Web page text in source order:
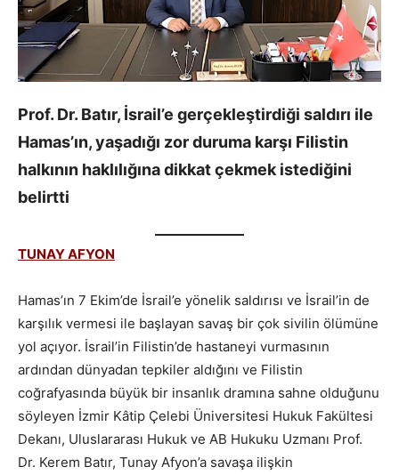
Prof. Dr. Batır, İsrail’e gerçekleştirdiği saldırı ile
Hamas’ın, yaşadığı zor duruma karşı Filistin
halkının haklılığına dikkat çekmek istediğini
belirtti
TUNAY AFYON
Hamas’ın 7 Ekim’de İsrail’e yönelik saldırısı ve İsrail’in de
karşılık vermesi ile başlayan savaş bir çok sivilin ölümüne
yol açıyor. İsrail’in Filistin’de hastaneyi vurmasının
ardından dünyadan tepkiler aldığını ve Filistin
coğrafyasında büyük bir insanlık dramına sahne olduğunu
söyleyen İzmir Kâtip Çelebi Üniversitesi Hukuk Fakültesi
Dekanı, Uluslararası Hukuk ve AB Hukuku Uzmanı Prof.
Dr. Kerem Batır, Tunay Afyon’a savaşa ilişkin